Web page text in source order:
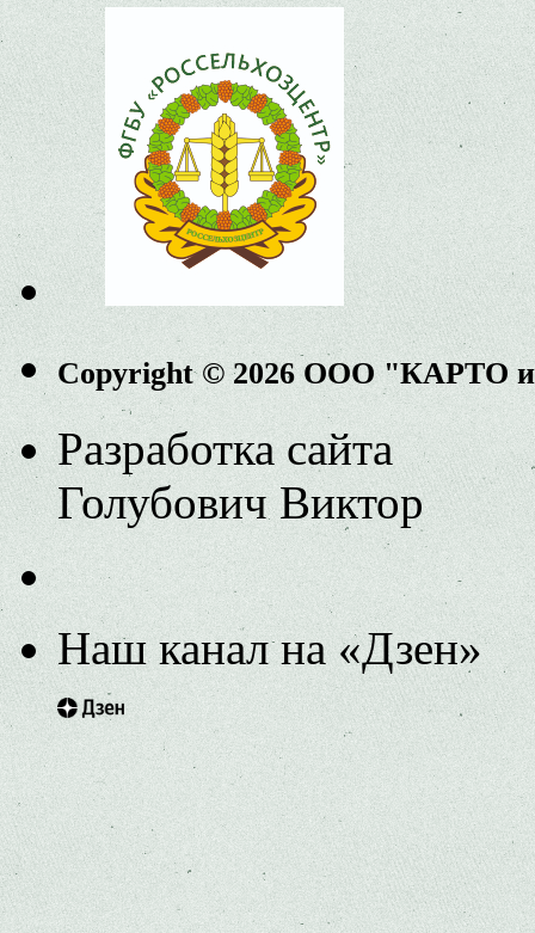
Copyright © 2026 ООО "КАРТО
Разработка сайта
Голубович Виктор
Наш канал на «Дзен»